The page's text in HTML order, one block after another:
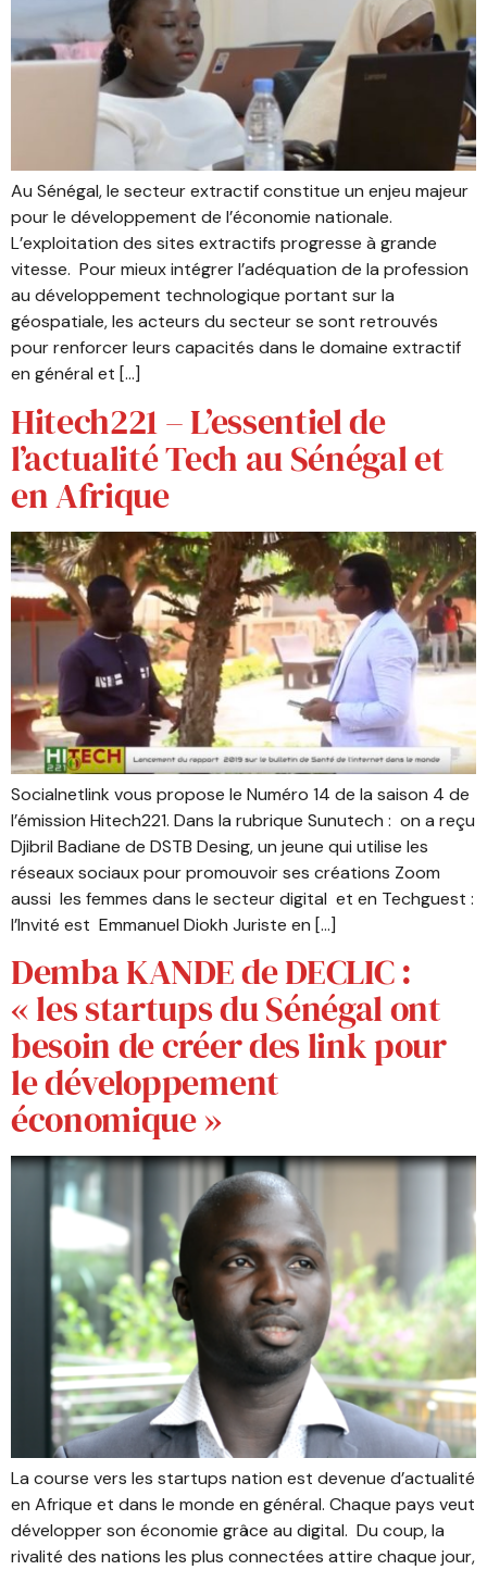
Au Sénégal, le secteur extractif constitue un enjeu majeur
pour le développement de l’économie nationale.
L’exploitation des sites extractifs progresse à grande
vitesse. Pour mieux intégrer l’adéquation de la profession
au développement technologique portant sur la
géospatiale, les acteurs du secteur se sont retrouvés
pour renforcer leurs capacités dans le domaine extractif
en général et […]
Hitech221 – L’essentiel de
l’actualité Tech au Sénégal et
en Afrique
Socialnetlink vous propose le Numéro 14 de la saison 4 de
l’émission Hitech221. Dans la rubrique Sunutech : on a reçu
Djibril Badiane de DSTB Desing, un jeune qui utilise les
réseaux sociaux pour promouvoir ses créations Zoom
aussi les femmes dans le secteur digital et en Techguest :
l’Invité est Emmanuel Diokh Juriste en […]
Demba KANDE de DECLIC :
« les startups du Sénégal ont
besoin de créer des link pour
le développement
économique »
La course vers les startups nation est devenue d’actualité
en Afrique et dans le monde en général. Chaque pays veut
développer son économie grâce au digital. Du coup, la
rivalité des nations les plus connectées attire chaque jour,